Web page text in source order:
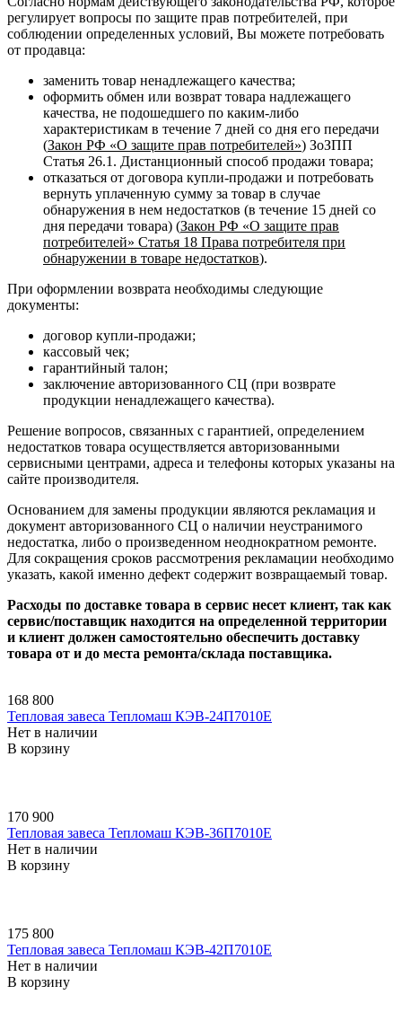
регулирует вопросы по защите прав потребителей, при
соблюдении определенных условий, Вы можете потребовать
от продавца:
заменить товар ненадлежащего качества;
оформить обмен или возврат товара надлежащего
качества, не подошедшего по каким-либо
характеристикам в течение 7 дней со дня его передачи
(Закон РФ «О защите прав потребителей») ЗоЗПП
Статья 26.1. Дистанционный способ продажи товара;
отказаться от договора купли-продажи и потребовать
вернуть уплаченную сумму за товар в случае
обнаружения в нем недостатков (в течение 15 дней со
дня передачи товара) (Закон РФ «О защите прав
потребителей» Статья 18 Права потребителя при
обнаружении в товаре недостатков).
При оформлении возврата необходимы следующие
документы:
договор купли-продажи;
кассовый чек;
гарантийный талон;
заключение авторизованного СЦ (при возврате
продукции ненадлежащего качества).
Решение вопросов, связанных с гарантией, определением
недостатков товара осуществляется авторизованными
сервисными центрами, адреса и телефоны которых указаны на
сайте производителя.
Основанием для замены продукции являются рекламация и
документ авторизованного СЦ о наличии неустранимого
недостатка, либо о произведенном неоднократном ремонте.
Для сокращения сроков рассмотрения рекламации необходимо
указать, какой именно дефект содержит возвращаемый товар.
Расходы по доставке товара в сервис несет клиент, так как
сервис/поставщик находится на определенной территории
и клиент должен самостоятельно обеспечить доставку
товара от и до места ремонта/склада поставщика.
168 800
Тепловая завеса Тепломаш КЭВ-24П7010E
Нет в наличии
В корзину
170 900
Тепловая завеса Тепломаш КЭВ-36П7010E
Нет в наличии
В корзину
175 800
Тепловая завеса Тепломаш КЭВ-42П7010E
Нет в наличии
В корзину